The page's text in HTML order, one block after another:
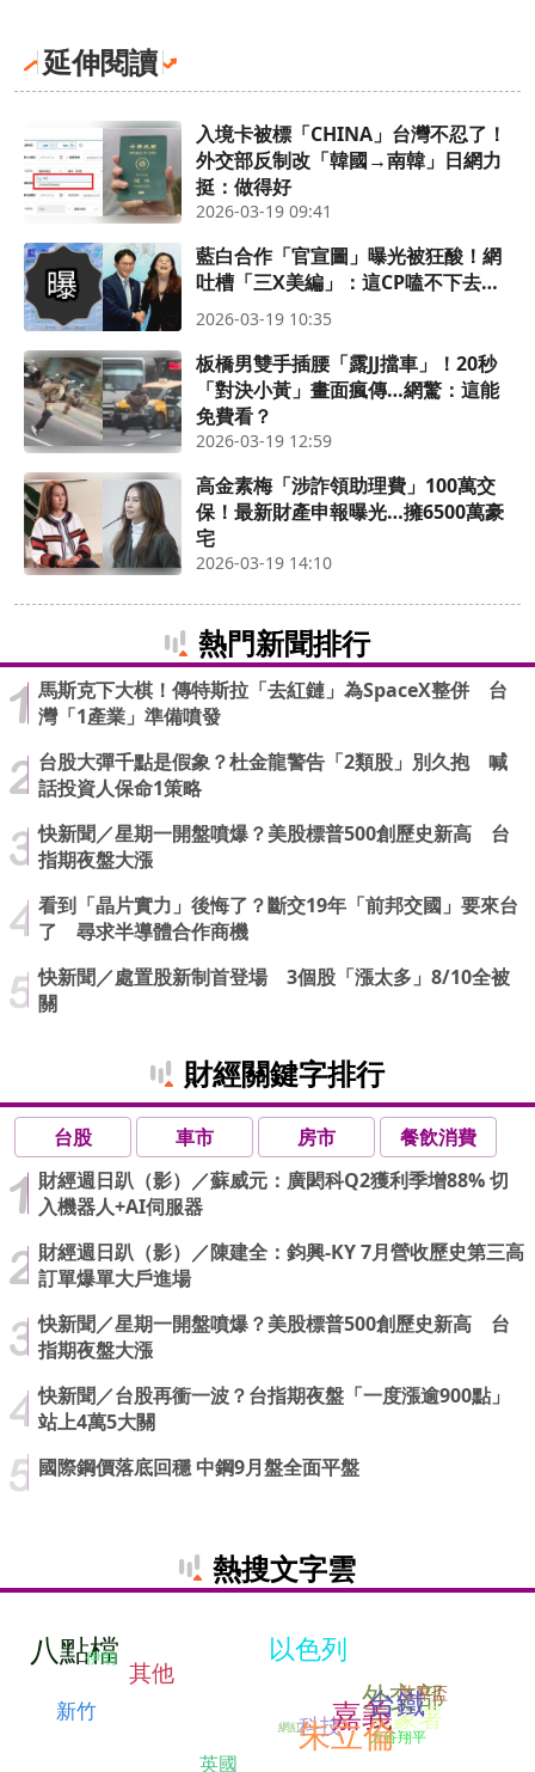
延伸閱讀
入境卡被標「CHINA」台灣不忍了！
外交部反制改「韓國→南韓」日網力
挺：做得好
2026-03-19 09:41
藍白合作「官宣圖」曝光被狂酸！網
吐槽「三X美編」：這CP嗑不下去…
2026-03-19 10:35
板橋男雙手插腰「露JJ擋車」！20秒
「對決小黃」畫面瘋傳…網驚：這能
免費看？
2026-03-19 12:59
高金素梅「涉詐領助理費」100萬交
保！最新財產申報曝光…擁6500萬豪
宅
2026-03-19 14:10
熱門新聞排行
馬斯克下大棋！傳特斯拉「去紅鏈」為SpaceX整併 台
灣「1產業」準備噴發
台股大彈千點是假象？杜金龍警告「2類股」別久抱 喊
話投資人保命1策略
快新聞／星期一開盤噴爆？美股標普500創歷史新高 台
指期夜盤大漲
看到「晶片實力」後悔了？斷交19年「前邦交國」要來台
了 尋求半導體合作商機
快新聞／處置股新制首登場 3個股「漲太多」8/10全被
關
財經關鍵字排行
台股 車市 房市
餐飲消費
財經週日趴（影）／蘇威元：廣閎科Q2獲利季增88% 切
入機器人+AI伺服器
財經週日趴（影）／陳建全：鈞興-KY 7月營收歷史第三高
訂單爆單大戶進場
快新聞／星期一開盤噴爆？美股標普500創歷史新高 台
指期夜盤大漲
快新聞／台股再衝一波？台指期夜盤「一度漲逾900點」
站上4萬5大關
國際鋼價落底回穩 中鋼9月盤全面平盤
熱搜文字雲
新竹 外交部
大谷翔平
世界盃
網紅 氣象署
八點檔
科技
伊朗
嘉義
朱立倫
台鐵
其他
英國
以色列